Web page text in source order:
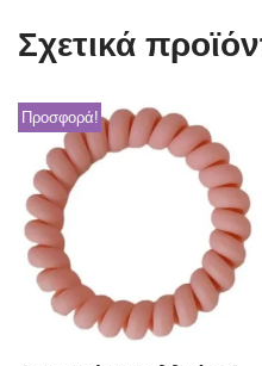
Σχετικά
Προσφορά!